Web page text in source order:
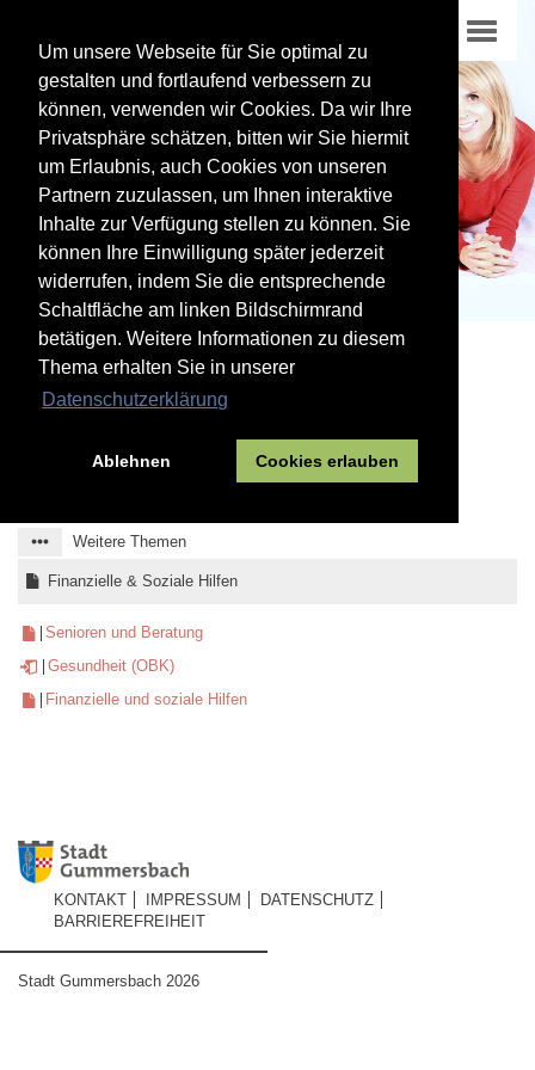
Um unsere Webseite für Sie optimal zu
gestalten und fortlaufend verbessern zu
können, verwenden wir Cookies. Da wir Ihre
Privatsphäre schätzen, bitten wir Sie hiermit
um Erlaubnis, auch Cookies von unseren
Partnern zuzulassen, um Ihnen interaktive
Inhalte zur Verfügung stellen zu können. Sie
können Ihre Einwilligung später jederzeit
widerrufen, indem Sie die entsprechende
Schaltfläche am linken Bildschirmrand
betätigen. Weitere Informationen zu diesem
Thema erhalten Sie in unserer
Datenschutzerklärung
Ablehnen Cookies erlauben
02
Jugend und Familie
Familie in
Gummersbach
Weitere Themen
Finanzielle & Soziale Hilfen
Senioren und Beratung
Gesundheit (OBK)
Finanzielle und soziale Hilfen
KONTAKT IMPRESSUM
DATENSCHUTZ
BARRIEREFREIHEIT
Stadt Gummersbach 2026